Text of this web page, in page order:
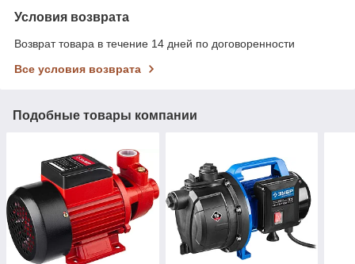
Условия возврата
Возврат товара в течение 14 дней по договоренности
Все условия возврата
Подобные товары компании